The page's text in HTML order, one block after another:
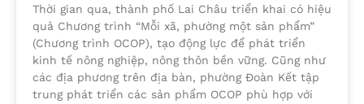
Thời gian qua, thành phố Lai Châu triển khai có hiệu
quả Chương trình “Mỗi xã, phường một sản phẩm”
(Chương trình OCOP), tạo động lực để phát triển
kinh tế nông nghiệp, nông thôn bền vững. Cũng như
các địa phương trên địa bàn, phường Đoàn Kết tập
trung phát triển các sản phẩm OCOP phù hợp với